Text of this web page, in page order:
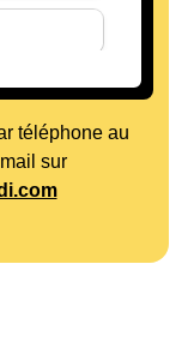
téléphone au
sur